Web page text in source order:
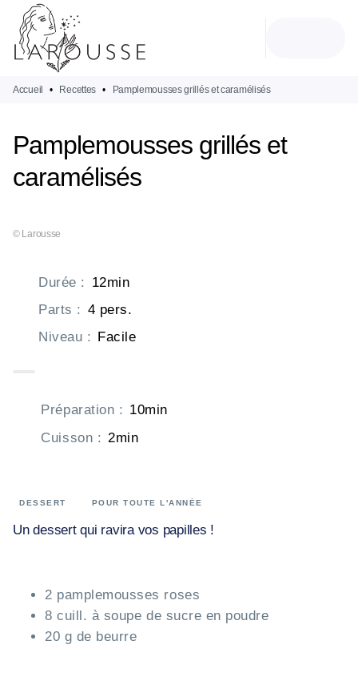
MENU
PIED DE PAGE
Accueil • Recettes • Pamplemousses grillés et caramélisés
Pamplemousses grillés et
caramélisés
© Larousse
Durée : 12min
Parts : 4 pers.
Niveau : Facile
Préparation : 10min
Cuisson : 2min
DESSERT POUR TOUTE L'ANNÉE
Un dessert qui ravira vos papilles !
2 pamplemousses roses
8 cuill. à soupe de sucre en poudre
20 g de beurre